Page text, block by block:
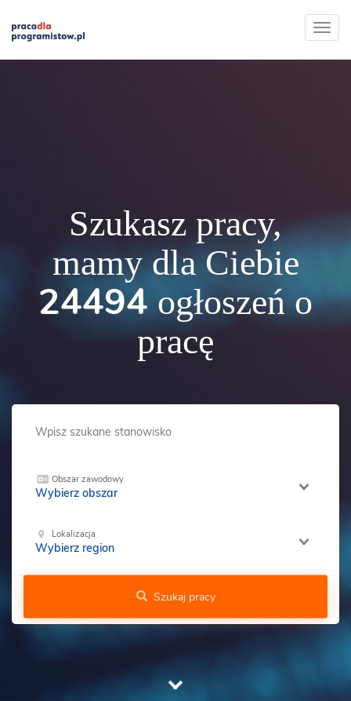
Szukasz pracy,
mamy dla Ciebie
24494ogłoszeń o
pracę
Obszar zawodowy
Wybierz obszar
Lokalizacja
Wybierz region
Szukaj pracy